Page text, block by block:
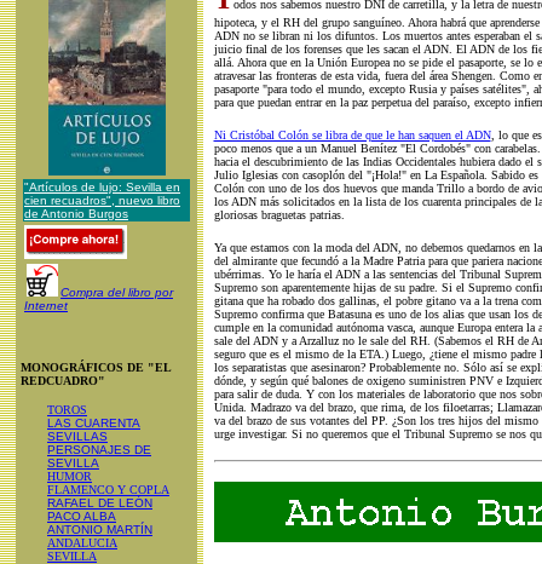
"Artículos de lujo: Sevilla en
cien recuadros", nuevo libro
de Antonio Burgos
Compra del libro por
Internet
MONOGRÁFICOS DE "EL
REDCUADRO"
TOROS
LAS CUARENTA
SEVILLAS
PERSONAJES DE
SEVILLA
HUMOR
FLAMENCO Y COPLA
RAFAEL DE LEÓN
PACO ALBA
ANTONIO MARTÍN
ANDALUCIA
SEVILLA
odos nos sabemos nuestro DNI de carretilla, y la letra de
hipoteca, y el RH del grupo sanguíneo. Ahora habrá que
ADN no se libran ni los difuntos. Los muertos antes esperaban el
juicio final de los forenses que les sacan el ADN. El ADN de los
allá. Ahora que en la Unión Europea no se pide el pasaporte, se lo
atravesar las fronteras de esta vida, fuera del área Shengen. Como
pasaporte "para todo el mundo, excepto Rusia y países satélites",
para que puedan entrar en la paz perpetua del paraíso, excepto
Ni Cristóbal Colón se libra de que le han saquen el ADN, lo que
poco menos que a un Manuel Benítez "El Cordobés" con
hacia el descubrimiento de las Indias Occidentales hubiera dado el
Julio Iglesias con casoplón del "¡Hola!" en La Española. Sabido
Colón con uno de los dos huevos que manda Trillo a bordo de
los ADN más solicitados en la lista de los cuarenta principales de
gloriosas braguetas patrias.
Ya que estamos con la moda del ADN, no debemos quedarnos en
del almirante que fecundó a la Madre Patria para que pariera
ubérrimas. Yo le haría el ADN a las sentencias del Tribunal
Supremo son aparentemente hijas de su padre. Si el Supremo
gitana que ha robado dos gallinas, el pobre gitano va a la trena
Supremo confirma que Batasuna es uno de los alias que usan los
cumple en la comunidad autónoma vasca, aunque Europa entera
sale del ADN y a Arzalluz no le sale del RH. (Sabemos el RH de
seguro que es el mismo de la ETA.) Luego, ¿tiene el mismo padre
los separatistas que asesinaron? Probablemente no. Sólo así se
dónde, y según qué balones de oxigeno suministren PNV e
para salir de duda. Y con los materiales de laboratorio que nos
Unida. Madrazo va del brazo, que rima, de los filoetarras;
va del brazo de sus votantes del PP. ¿Son los tres hijos del
urge investigar. Si no queremos que el Tribunal Supremo se nos